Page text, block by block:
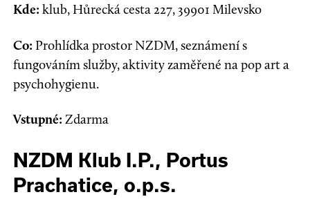
Kde: klub, Hůrecká cesta 227, 39901 Milevsko
Co: Prohlídka prostor NZDM, seznámení s
fungováním služby, aktivity zaměřené na pop art a
psychohygienu.
Vstupné: Zdarma
NZDM Klub I.P., Portus
Prachatice, o.p.s.